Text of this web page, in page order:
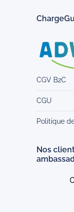
CGV B2C
CGU
Politique
Nos